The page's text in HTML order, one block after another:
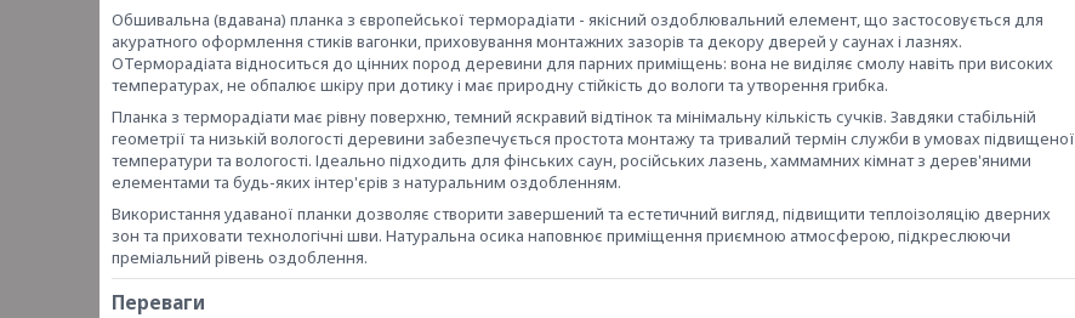
Обшивальна (вдавана) планка з європейської терморадіати - якісний оздоблювальний елемент, що застосовується для
акуратного оформлення стиків вагонки, приховування монтажних зазорів та декору дверей у саунах і лазнях.
ОТерморадіата відноситься до цінних пород деревини для парних приміщень: вона не виділяє смолу навіть при високих
температурах, не обпалює шкіру при дотику і має природну стійкість до вологи та утворення грибка.
Планка з терморадіати має рівну поверхню, темний яскравий відтінок та мінімальну кількість сучків. Завдяки стабільній
геометрії та низькій вологості деревини забезпечується простота монтажу та тривалий термін служби в умовах підвищеної
температури та вологості. Ідеально підходить для фінських саун, російських лазень, хаммамних кімнат з дерев'яними
елементами та будь-яких інтер'єрів з натуральним оздобленням.
Використання удаваної планки дозволяє створити завершений та естетичний вигляд, підвищити теплоізоляцію дверних
зон та приховати технологічні шви. Натуральна осика наповнює приміщення приємною атмосферою, підкреслюючи
преміальний рівень оздоблення.
Переваги